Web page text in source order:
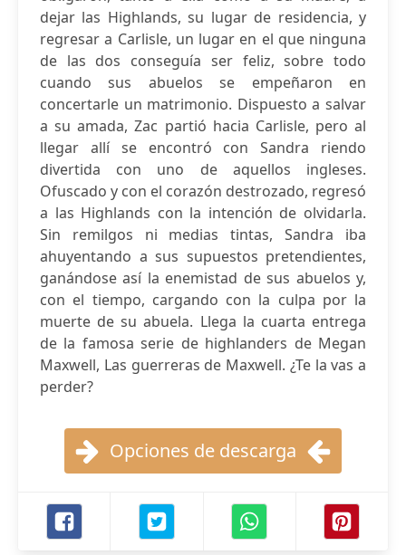
dejar las Highlands, su lugar de residencia, y
regresar a Carlisle, un lugar en el que ninguna
de las dos conseguía ser feliz, sobre todo
cuando sus abuelos se empeñaron en
concertarle un matrimonio. Dispuesto a salvar
a su amada, Zac partió hacia Carlisle, pero al
llegar allí se encontró con Sandra riendo
divertida con uno de aquellos ingleses.
Ofuscado y con el corazón destrozado, regresó
a las Highlands con la intención de olvidarla.
Sin remilgos ni medias tintas, Sandra iba
ahuyentando a sus supuestos pretendientes,
ganándose así la enemistad de sus abuelos y,
con el tiempo, cargando con la culpa por la
muerte de su abuela. Llega la cuarta entrega
de la famosa serie de highlanders de Megan
Maxwell, Las guerreras de Maxwell. ¿Te la vas a
perder?
Opciones de descarga